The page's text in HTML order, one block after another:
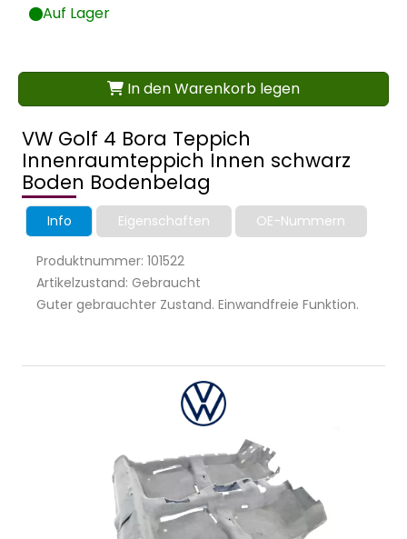
VW Golf 4 Bora Teppich
Innenraumteppich Innen schwarz
Boden Bodenbelag
Info Eigenschaften OE-Nummern
Produktnummer: 101522
Artikelzustand: Gebraucht
Guter gebrauchter Zustand. Einwandfreie Funktion.
Auf Lager
In den Warenkorb legen